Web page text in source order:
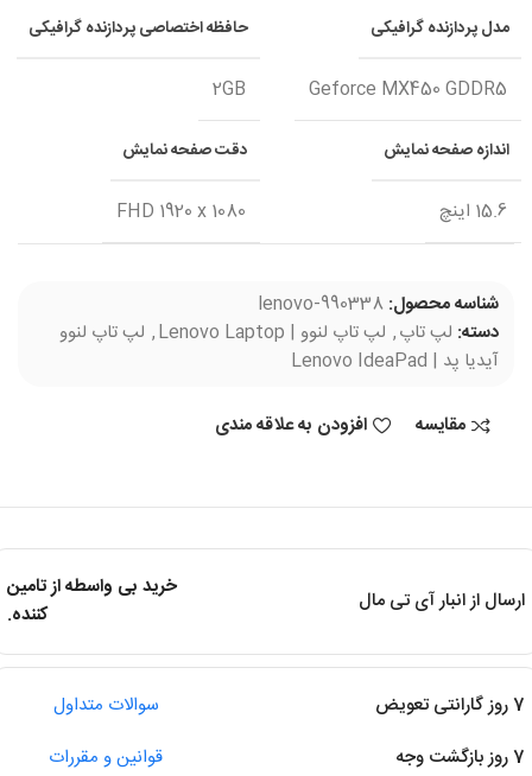
مدل پردازنده گرافیکی
Geforce MX450 GDDR5
حافظه اختصاصی پردازنده گرافیکی
2GB
اندازه صفحه نمایش
15.6 اینچ
دقت صفحه نمایش
FHD 1920 x 1080
شناسه محصول: lenovo-990338
دسته: لپ تاپ, لپ تاپ لنوو | Lenovo Laptop , لپ تاپ لنوو
آیدیا پد | Lenovo IdeaPad
مقایسه افزودن به علاقه مندی
ارسال از انبار آی تی مال
خرید بی واسطه از تامین
کننده.
7 روز گارانتی تعویض
سوالات متداول
7 روز بازگشت وجه
قوانین و مقررات